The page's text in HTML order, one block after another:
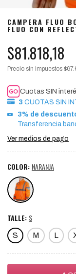
CAMPERA FLUO
FLUO CON
$81.818,18
Precio sin impuestos
Cuotas SIN
3 CUOTAS SIN
3% de
Transferencia
Ver medios de pago
COLOR: NARANJA
TALLE: S
S M L